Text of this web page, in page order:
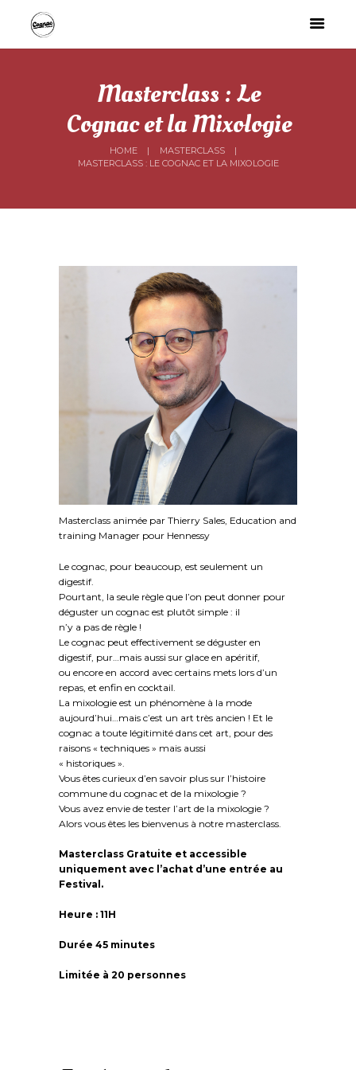
Masterclass : Le
Cognac et la Mixologie
HOME
MASTERCLASS
MASTERCLASS : LE COGNAC ET LA MIXOLOGIE
Masterclass animée par Thierry Sales, Education and
training Manager pour Hennessy
Le cognac, pour beaucoup, est seulement un
digestif.
Pourtant, la seule règle que l’on peut donner pour
déguster un cognac est plutôt simple : il
n’y a pas de règle !
Le cognac peut effectivement se déguster en
digestif, pur…mais aussi sur glace en apéritif,
ou encore en accord avec certains mets lors d’un
repas, et enfin en cocktail.
La mixologie est un phénomène à la mode
aujourd’hui…mais c’est un art très ancien ! Et le
cognac a toute légitimité dans cet art, pour des
raisons « techniques » mais aussi
« historiques ».
Vous êtes curieux d’en savoir plus sur l’histoire
commune du cognac et de la mixologie ?
Vous avez envie de tester l’art de la mixologie ?
Alors vous êtes les bienvenus à notre masterclass.
Masterclass Gratuite et accessible
uniquement avec l’achat d’une entrée au
Festival.
Heure : 11H
Durée 45 minutes
Limitée à 20 personnes